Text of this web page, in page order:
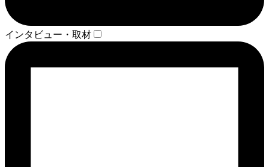
インタビュー・取材